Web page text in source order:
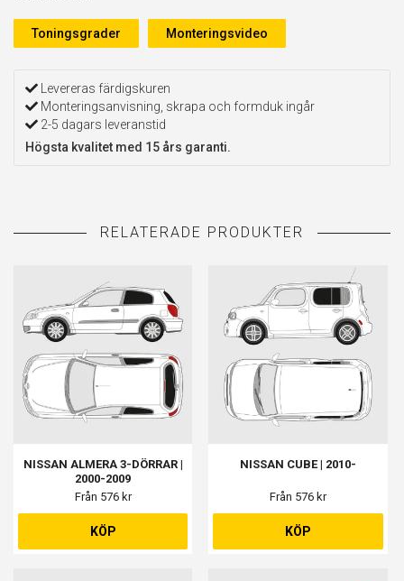
Toningsgrader Monteringsvideo
Levereras färdigskuren
Monteringsanvisning, skrapa och formduk ingår
2-5 dagars leveranstid
Högsta kvalitet med 15 års garanti.
NISSAN ALMERA 3-DÖRRAR |
2000-2009
Från 576 kr
KÖP
NISSAN CUBE | 2010-
Från 576 kr
KÖP